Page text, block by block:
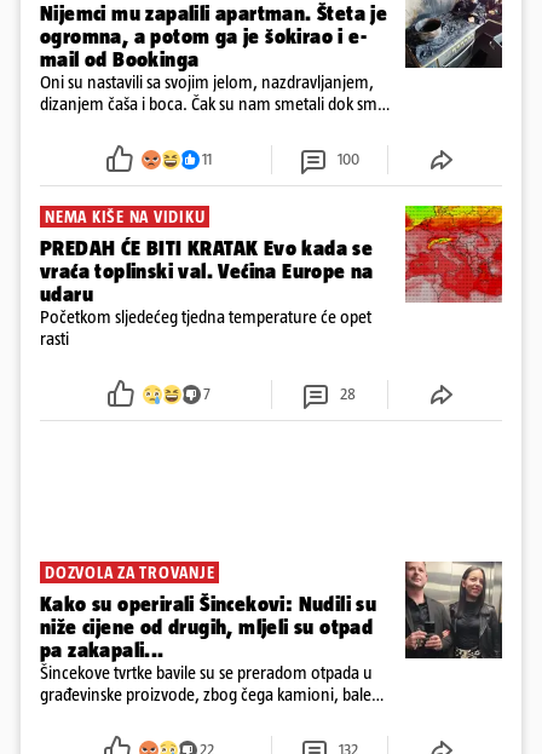
Nijemci mu zapalili apartman. Šteta je
ogromna, a potom ga je šokirao i e-
mail od Bookinga
Oni su nastavili sa svojim jelom, nazdravljanjem,
dizanjem čaša i boca. Čak su nam smetali dok smo
požar, rekao je vlasnik
11 100
NEMA KIŠE NA VIDIKU
PREDAH ĆE BITI KRATAK Evo kada se
vraća toplinski val. Većina Europe na
udaru
Početkom sljedećeg tjedna temperature će opet
rasti
7 28
DOZVOLA ZA TROVANJE
Kako su operirali Šincekovi: Nudili su
niže cijene od drugih, mljeli su otpad
pa zakapali...
Šincekove tvrtke bavile su se preradom otpada u
građevinske proizvode, zbog čega kamioni, bale
22 132